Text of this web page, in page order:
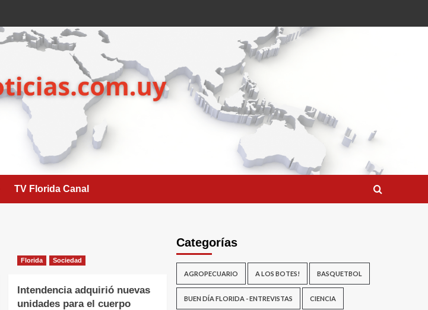
TV Florida Canal
Florida Sociedad
Intendencia adquirió nuevas
unidades para el cuerpo
Categorías
AGROPECUARIO A LOS BOTES! BASQUETBOL
BUEN DÍA FLORIDA - ENTREVISTAS CIENCIA